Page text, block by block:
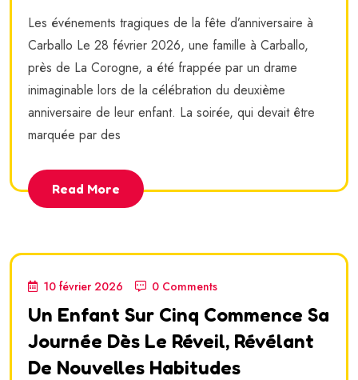
Les événements tragiques de la fête d’anniversaire à
Carballo Le 28 février 2026, une famille à Carballo,
près de La Corogne, a été frappée par un drame
inimaginable lors de la célébration du deuxième
anniversaire de leur enfant. La soirée, qui devait être
marquée par des
Read More
10 février 2026 0 Comments
Un Enfant Sur Cinq Commence Sa
Journée Dès Le Réveil, Révélant
De Nouvelles Habitudes